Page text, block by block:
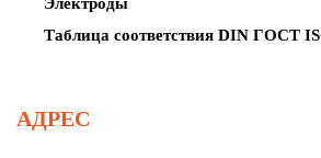
Таблица соответствия DIN ГОСТ
АДРЕС